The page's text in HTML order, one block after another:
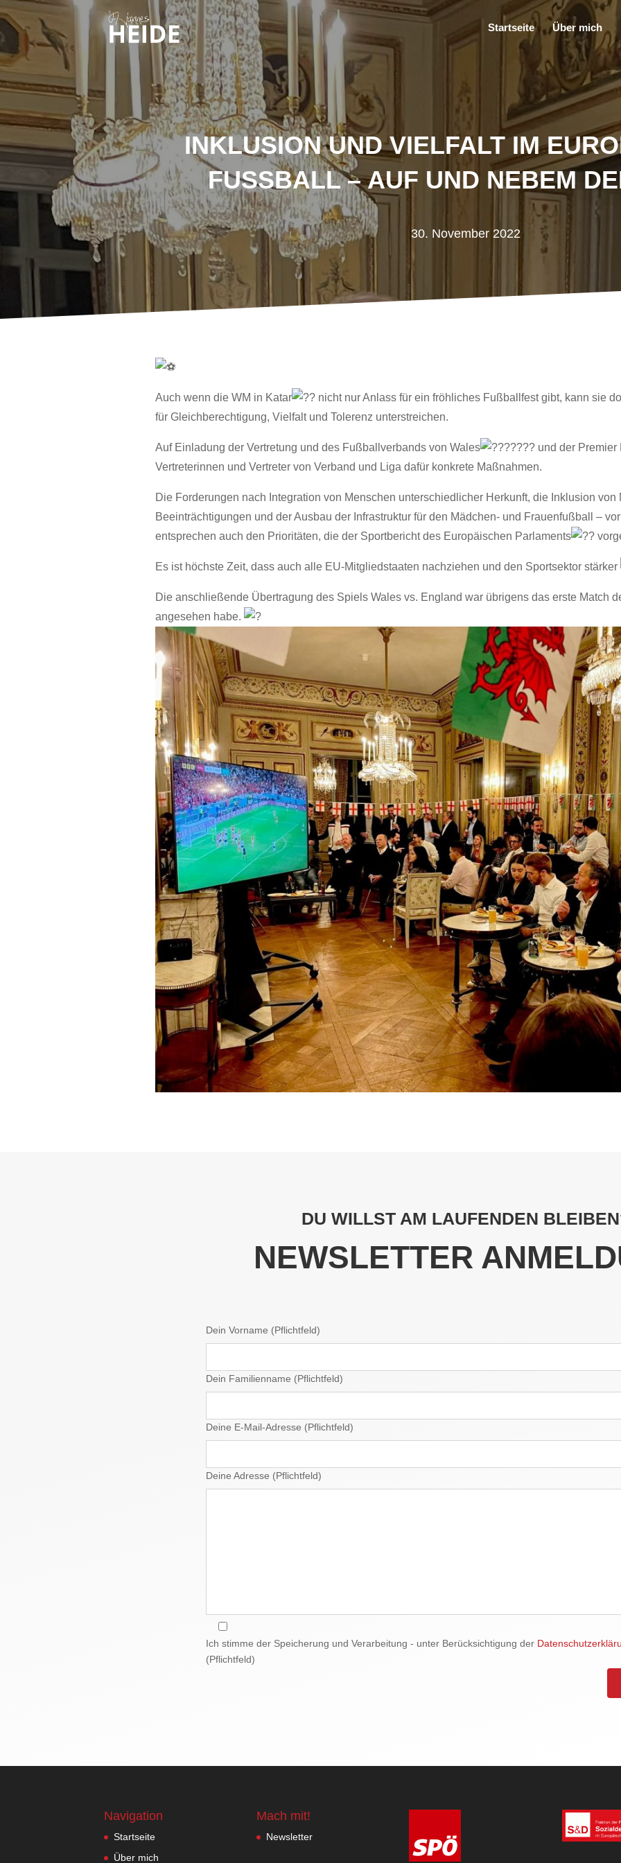
Startseite Über mich
INKLUSION UND VIELFALT IM
FUSSBALL – AUF UND NEBEM
30. November 2022
Auch wenn die WM in Katar
nicht nur Anlass für ein fröhliches Fußballfest gibt, kann sie
für Gleichberechtigung, Vielfalt und Tolerenz unterstreichen.
Auf Einladung der Vertretung und des Fußballverbands von Wales
und der Premier
Vertreterinnen und Vertreter von Verband und Liga dafür konkrete Maßnahmen.
Die Forderungen nach Integration von Menschen unterschiedlicher Herkunft, die Inklusion von
Beeinträchtigungen und der Ausbau der Infrastruktur für den Mädchen- und Frauenfußball –
entsprechen auch den Prioritäten, die der Sportbericht des Europäischen Parlaments
Es ist höchste Zeit, dass auch alle EU-Mitgliedstaaten nachziehen und den Sportsektor stärker
Die anschließende Übertragung des Spiels Wales vs. England war übrigens das erste Match
angesehen habe.
DU WILLST AM LAUFENDEN
NEWSLETTER
Dein Vorname (Pflichtfeld)
Dein Familienname (Pflichtfeld)
Deine E-Mail-Adresse (Pflichtfeld)
Deine Adresse (Pflichtfeld)
Ich stimme der Speicherung und Verarbeitung - unter Berücksichtigung der
(Pflichtfeld)
Navigation
Startseite
Über mich
Mach mit!
Newsletter